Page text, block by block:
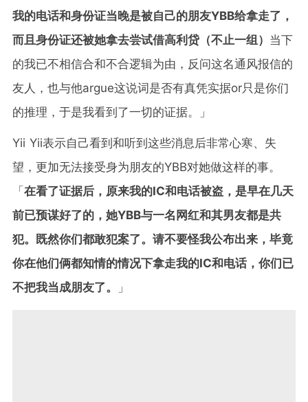
我的电话和身份证当晚是被自己的朋友YBB给拿走了，
而且身份证还被她拿去尝试借高利贷（不止一组） 当下
的我已不相信合和不合逻辑为由，反问这名通风报信的
友人，也与他argue这说词是否有真凭实据or只是你们
的推理，于是我看到了一切的证据。」
Yii Yii表示自己看到和听到这些消息后非常心寒、失
望，更加无法接受身为朋友的YBB对她做这样的事。
「 在看了证据后，原来我的IC和电话被盗，是早在几天
前已预谋好了的，她YBB与一名网红和其男友都是共
犯。既然你们都敢犯案了。请不要怪我公布出来，毕竟
你在他们俩都知情的情况下拿走我的IC和电话，你们已
不把我当成朋友了。
」